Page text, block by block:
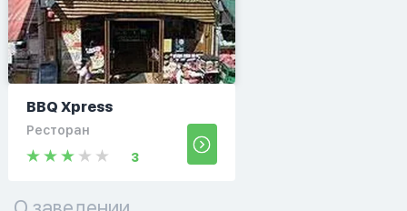
BBQ Xpress
Ресторан
3